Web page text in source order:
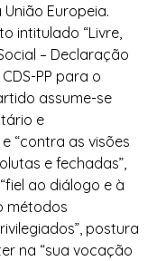
União Europeia.
intitulado “Livre,
– Declaração
PP para o
assume-se
e
“contra as visões
e fechadas”,
ao diálogo e à
métodos
postura
na “sua vocação